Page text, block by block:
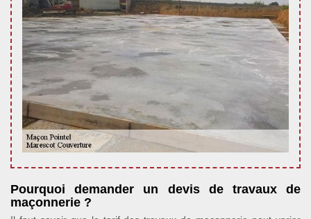
Pourquoi demander un devis de travaux de
maçonnerie ?